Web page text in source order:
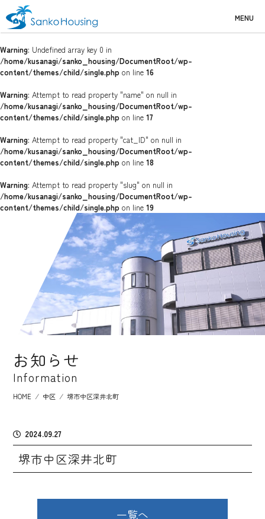
MENU
Warning: Undefined array key 0 in
/home/kusanagi/sanko_housing/DocumentRoot/wp-
content/themes/child/single.php on line 16
Warning: Attempt to read property "name" on null in
/home/kusanagi/sanko_housing/DocumentRoot/wp-
content/themes/child/single.php on line 17
Warning: Attempt to read property "cat_ID" on null in
/home/kusanagi/sanko_housing/DocumentRoot/wp-
content/themes/child/single.php on line 18
Warning: Attempt to read property "slug" on null in
/home/kusanagi/sanko_housing/DocumentRoot/wp-
content/themes/child/single.php on line 19
お知らせ
Information
HOME ⁄ 中区 ⁄ 堺市中区深井北町
2024.09.27
堺市中区深井北町
一覧へ